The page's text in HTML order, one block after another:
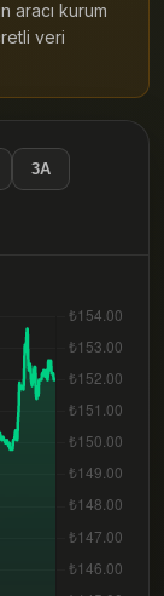
aracı kurum
veri
3A